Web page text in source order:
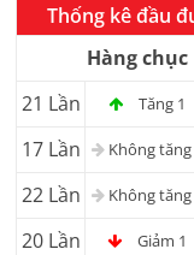
Thống kê đầu
Hàng chục
21 Lần
Tăng 1
17 Lần
Không tăng
22 Lần
Không tăng
20 Lần
Giảm 1